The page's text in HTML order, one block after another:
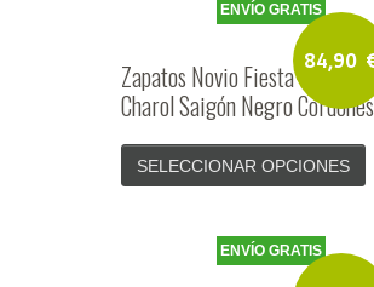
84,90
ENVÍO GRATIS
Zapatos Novio Fiesta
Charol Saigón Negro Cordones
SELECCIONAR OPCIONES
ENVÍO GRATIS